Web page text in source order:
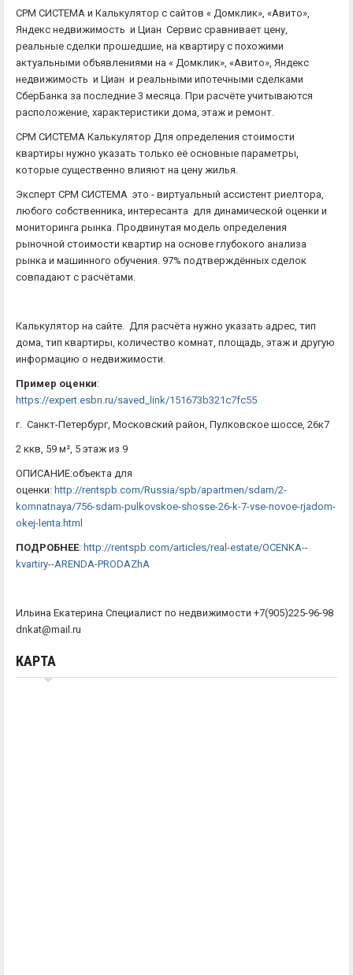
СРМ СИСТЕМА и Калькулятор с сайтов « Домклик», «Авито»,
Яндекс недвижимость и Циан Сервис сравнивает цену,
реальные сделки прошедшие, на квартиру с похожими
актуальными объявлениями на « Домклик», «Авито», Яндекс
недвижимость и Циан и реальными ипотечными сделками
СберБанка за последние 3 месяца. При расчёте учитываются
расположение, характеристики дома, этаж и ремонт.
СРМ СИСТЕМА Калькулятор Для определения стоимости
квартиры нужно указать только её основные параметры,
которые существенно влияют на цену жилья.
Эксперт СРМ СИСТЕМА это - виртуальный ассистент риелтора,
любого собственника, интересанта для динамической оценки и
мониторинга рынка. Продвинутая модель определения
рыночной стоимости квартир на основе глубокого анализа
рынка и машинного обучения. 97% подтверждённых сделок
совпадают с расчётами.
Калькулятор на сайте. Для расчёта нужно указать адрес, тип
дома, тип квартиры, количество комнат, площадь, этаж и другую
информацию о недвижимости.
Пример оценки:
https://expert.esbn.ru/saved_link/151673b321c7fc55
г. Санкт-Петербург, Московский район, Пулковское шоссе, 26к7
2 ккв, 59 м², 5 этаж из 9
ОПИСАНИЕ:объекта для
оценки: http://rentspb.com/Russia/spb/apartmen/sdam/2-
komnatnaya/756-sdam-pulkovskoe-shosse-26-k-7-vse-novoe-rjadom-
okej-lenta.html
ПОДРОБНЕЕ: http://rentspb.com/articles/real-estate/OCENKA--
kvartiry--ARENDA-PRODAZhA
Ильина Екатерина Специалист по недвижимости +7(905)225-96-98
dnkat@mail.ru
КАРТА